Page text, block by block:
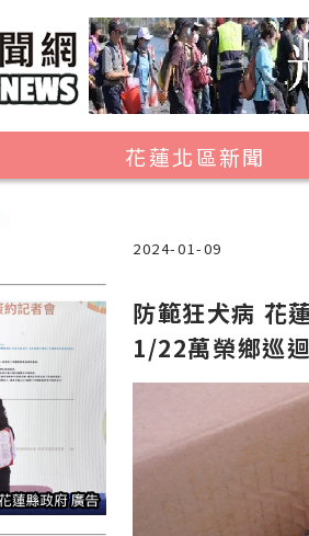
花蓮北區新聞
吉安鄉
秀林鄉
2024-01-09
防範狂犬病 花
1/22萬榮鄉巡